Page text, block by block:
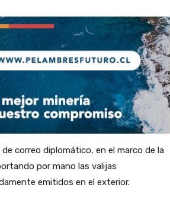
correo diplomático, en el marco de la
por mano las valijas
emitidos en el exterior.